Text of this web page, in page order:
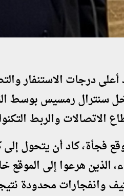
درجات الاستنفار
سنترال رمسيس بوسط
الاتصالات والربط
فجأة، كاد أن يتحول إلى
الذين هرعوا إلى الموقع
وانفجارات محدودة